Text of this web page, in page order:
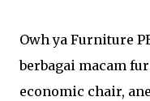
Owh ya Furniture
berbagai macam
economic chair,